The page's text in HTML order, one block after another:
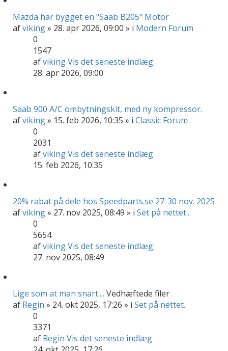
Mazda har bygget en "Saab B205" Motor
afviking» 28. apr 2026, 09:00 » i Modern Forum
0
1547
afvikingVis det seneste indlæg
28. apr 2026, 09:00
Saab 900 A/C ombytningskit, med ny kompressor.
afviking» 15. feb 2026, 10:35 » i Classic Forum
0
2031
afvikingVis det seneste indlæg
15. feb 2026, 10:35
20% rabat på dele hos Speedparts.se 27-30 nov. 2025
afviking» 27. nov 2025, 08:49 » i Set på nettet..
0
5654
afvikingVis det seneste indlæg
27. nov 2025, 08:49
Lige som at man snart.... Vedhæftede filer
af Regin » 24. okt 2025, 17:26 » i Set på nettet..
0
3371
af Regin Vis det seneste indlæg